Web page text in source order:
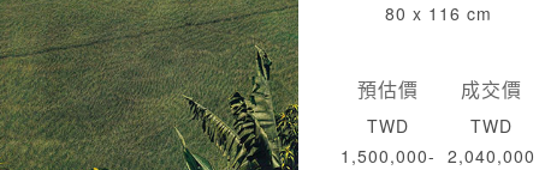
80 x 116 cm
預估價
TWD
1,500,000-
成交價
TWD
2,040,000